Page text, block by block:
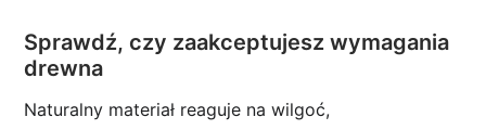
Sprawdź, czy zaakceptujesz wymagania
drewna
Naturalny materiał reaguje na wilgoć,